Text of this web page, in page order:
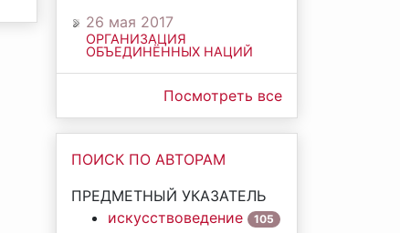
26 мая 2017
ОРГАНИЗАЦИЯ
ОБЪЕДИНЁННЫХ НАЦИЙ
Посмотреть все
ПОИСК ПО АВТОРАМ
ПРЕДМЕТНЫЙ УКАЗАТЕЛЬ
искусствоведение
105